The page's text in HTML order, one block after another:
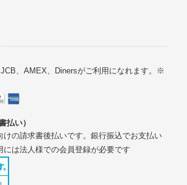
、AMEX、Dinersがご利用になれます。※
払い）
けの請求書後払いです。銀行振込でお支払い
は法人様での会員登録が必要です